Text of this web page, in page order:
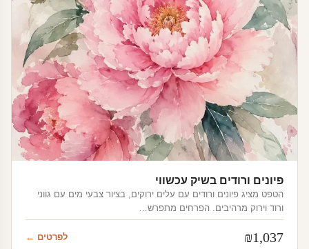
פיונים ורודים בשיק עכשווי
הטפט מציג פיונים ורודים עם עלים ירוקים, בציור צבעי מים עם גווני
ורוד וירוק מרהיבים. הפרחים מתפרש…
₪1,037 לפרטים ←